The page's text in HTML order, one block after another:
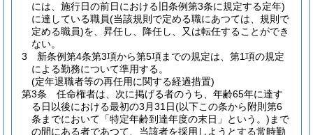
には、施行日の前日における旧条例第3条に規定する定年)
に達している職員(当該規則で定める職にあつては、規則で
定める職員)を、昇任し、降任し、又は転任することができ
ない。
3
新条例第4条第3項から第5項までの規定は、第1項の規定
による勤務について準用する。
(定年退職者等の再任用に関する経過措置)
第3条
任命権者は、次に掲げる者のうち、年齢65年に達す
る日以後における最初の3月31日(以下この条から附則第6
条までにおいて「特定年齢到達年度の末日」という。) まで
の間にある者であつて、当該者を採用しようとする常時勤